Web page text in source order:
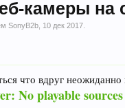
камеры
SonyB2b 10 дек 2017
что вдруг
No playable